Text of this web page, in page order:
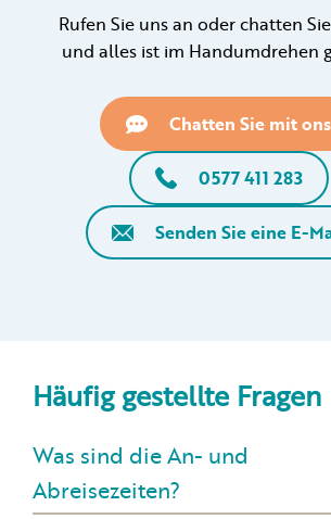
Rufen Sie uns an oder chatten
und alles ist im Handumdrehen
Chatten Sie mit ons
0577 411 283
Senden Sie eine E-
Häufig gestellte Fragen
Was sind die An- und
Abreisezeiten?